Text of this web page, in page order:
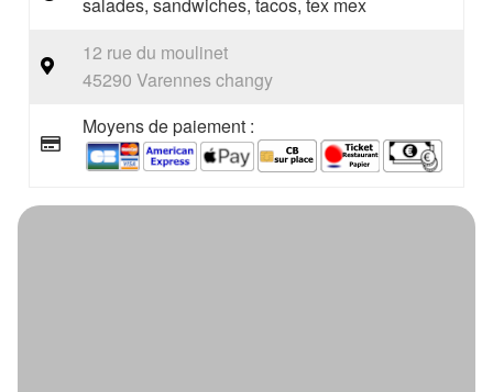
12 rue du moulinet
45290 Varennes changy
Moyens de paiement :